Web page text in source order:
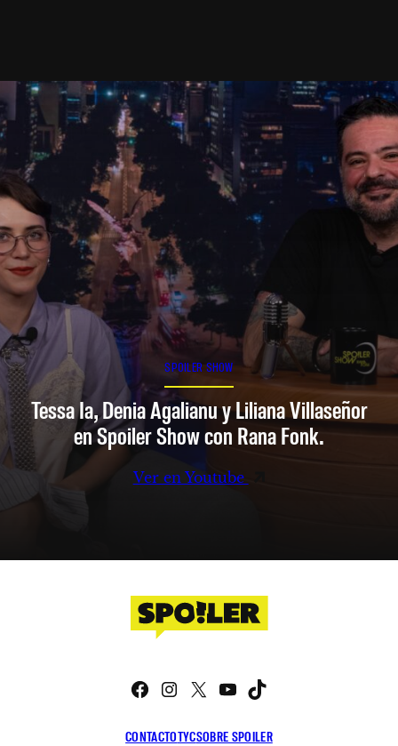
SPOILER SHOW
Tessa Ia, Denia Agalianu y Liliana Villaseñor
en Spoiler Show con Rana Fonk.
Ver en Youtube
CONTACTOTYCSOBRE SPOILER
Facebook
Instagram
X YouTube